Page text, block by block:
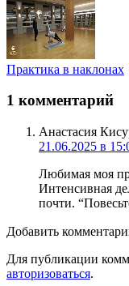
Практика в наклонах
1 комментарий
Анастасия
21.06.2025 в
Любимая моя
Интенсивная
почти.
Добавить
Для публикации
авторизоваться.